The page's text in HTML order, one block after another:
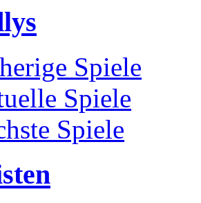
Spiele
Spiele
Spiele